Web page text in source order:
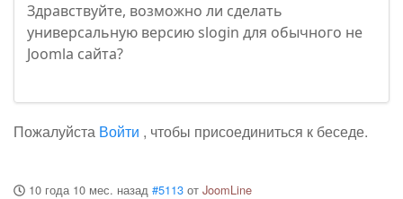
Здравствуйте, возможно ли сделать
универсальную версию slogin для обычного не
Joomla сайта?
Пожалуйста Войти , чтобы присоединиться к беседе.
10 года 10 мес. назад #5113 от JoomLine